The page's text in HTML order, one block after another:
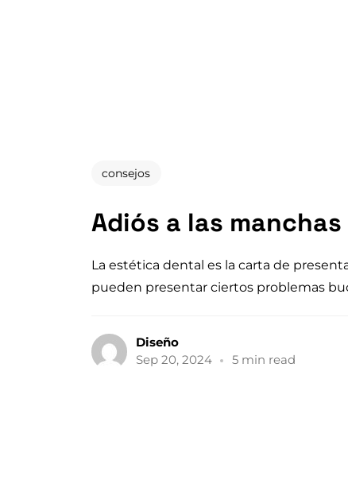
consejos
Adiós a las
La estética dental es la carta de
pueden presentar ciertos problemas
Diseño
Sep 20, 2024
5 min read